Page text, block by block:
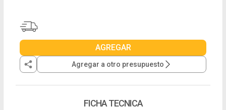
AGREGAR
Agregar a otro presupuesto
FICHA TECNICA